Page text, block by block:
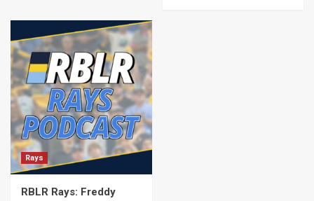
Rays
RBLR Rays: Freddy